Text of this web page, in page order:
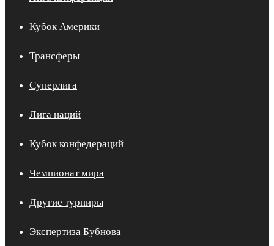
Кубок Америки
Трансферы
Суперлига
Лига наций
Кубок конфедераций
Чемпионат мира
Другие турниры
Экспертиза Бубнова